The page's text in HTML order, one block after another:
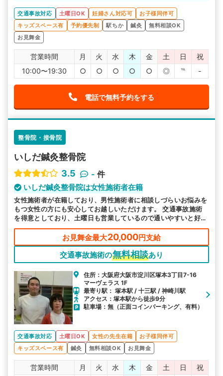
られているので、外から見える心配もないです。
交通事故対応 土曜日OK 妊婦さん対応可
お子様同伴可
キッズスペース有
予約優先制 駅ちか 鍼灸
無料相談OK
お見舞金
営業時間 月 火 水 木 金 土 日
祝
10:00〜19:30
○ ○ ○ ○ ○ ◎ ℡ -
電話で無料予約をする
整骨院・接骨院
いしだ鍼灸整骨院
3.5
- 件
いしだ鍼灸整骨院は女性施術者在籍
女性施術者が在籍しており、男性施術者に相談しづらいお悩みを
もつ女性の方にも安心してお越しいただけます。 交通事故施術
を得意としており、土曜日も営業しているので通いやすいと好評
です。
お見舞金最大20,000円支給
交通事故施術の無料相談あり
住所：大阪府大阪市淀川区塚本3丁目7-16
マーヴェラス 1F
最寄り駅： 塚本駅 / 十三駅 / 神崎川駅
アクセス：塚本駅から徒歩9分
駐車場：無（正面コインパーキング、有料）
交通事故対応 土曜日OK 女性の先生在籍
お子様同伴可
キッズスペース有
鍼灸 無料相談OK お見舞金
営業時間 月 火 水 木 金 土 日
祝